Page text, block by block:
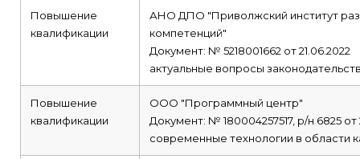
Повышение
квалификации
АНО ДПО "Приволжский институт
компетенций"
Документ: № 5218001662 от 21.06.2022
актуальные вопросы
Повышение
квалификации
ООО "Программный центр"
Документ: № 180004257517, р/н 6825 от
современные технологии в области